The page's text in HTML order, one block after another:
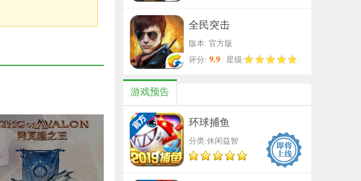
全民突击
版本: 官方版
评分: 9.9 星级:
游戏预告
环球捕鱼
分类:休闲益智